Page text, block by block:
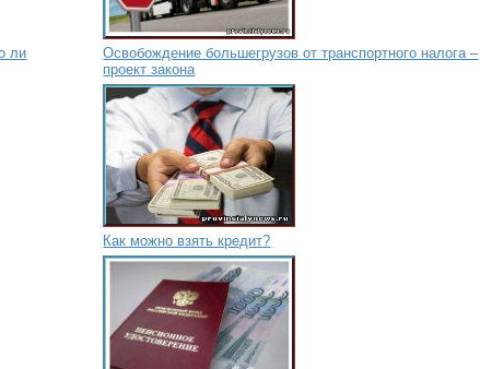
ли
Освобождение большегрузов от транспортного налога –
проект закона
Как можно взять кредит?